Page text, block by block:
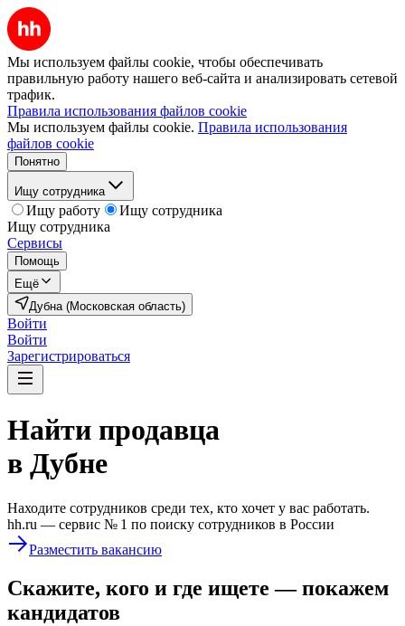
Мы используем файлы cookie, чтобы обеспечивать
правильную работу нашего веб-сайта и анализировать сетевой
трафик.
Правила использования файлов cookie
Мы используем файлы cookie. Правила использования
файлов cookie
Понятно
Ищу сотрудника
Ищу работу
Ищу сотрудника
Ищу сотрудника
Сервисы
Помощь
Ещё
Дубна (Московская область)
Войти
Войти
Зарегистрироваться
Найти продавца
в Дубне
Находите сотрудников среди тех, кто хочет у вас работать.
hh.ru — сервис № 1 по поиску сотрудников в России
Разместить вакансию
Скажите, кого и где ищете — покажем
кандидатов